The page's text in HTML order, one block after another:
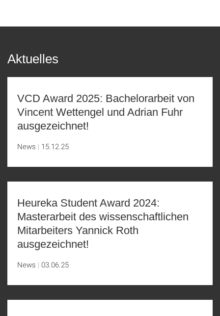
Aktuelles
VCD Award 2025: Bachelorarbeit von
Vincent Wettengel und Adrian Fuhr
ausgezeichnet!
News 15.12.25
Heureka Student Award 2024:
Masterarbeit des wissenschaftlichen
Mitarbeiters Yannick Roth
ausgezeichnet!
News 03.06.25